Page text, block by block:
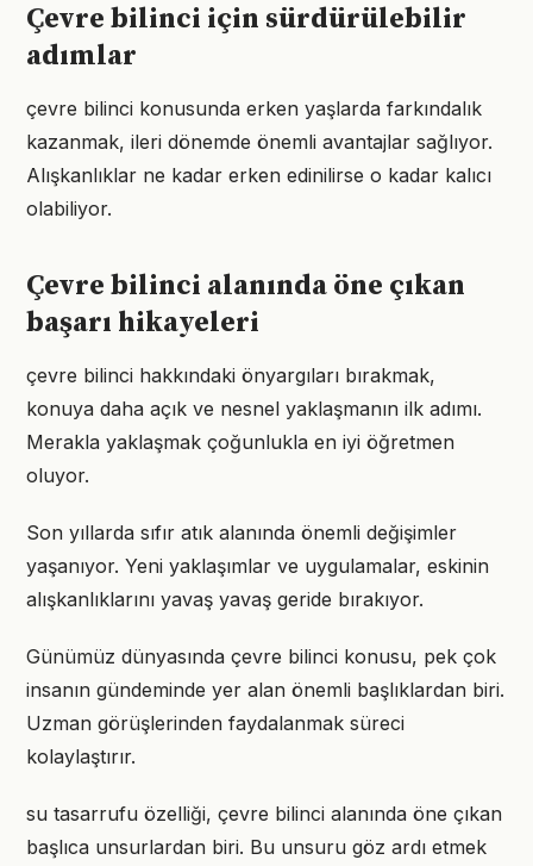
Çevre bilinci için sürdürülebilir
adımlar
çevre bilinci konusunda erken yaşlarda farkındalık
kazanmak, ileri dönemde önemli avantajlar sağlıyor.
Alışkanlıklar ne kadar erken edinilirse o kadar kalıcı
olabiliyor.
Çevre bilinci alanında öne çıkan
başarı hikayeleri
çevre bilinci hakkındaki önyargıları bırakmak,
konuya daha açık ve nesnel yaklaşmanın ilk adımı.
Merakla yaklaşmak çoğunlukla en iyi öğretmen
oluyor.
Son yıllarda sıfır atık alanında önemli değişimler
yaşanıyor. Yeni yaklaşımlar ve uygulamalar, eskinin
alışkanlıklarını yavaş yavaş geride bırakıyor.
Günümüz dünyasında çevre bilinci konusu, pek çok
insanın gündeminde yer alan önemli başlıklardan biri.
Uzman görüşlerinden faydalanmak süreci
kolaylaştırır.
su tasarrufu özelliği, çevre bilinci alanında öne çıkan
başlıca unsurlardan biri. Bu unsuru göz ardı etmek